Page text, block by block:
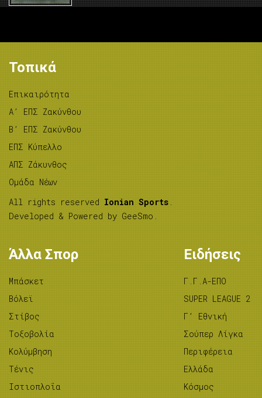
Τοπικά
Επικαιρότητα
A’ ΕΠΣ Ζακύνθου
B’ ΕΠΣ Ζακύνθου
ΕΠΣ Κύπελλο
ΑΠΣ Ζάκυνθος
Ομάδα Νέων
All rights reserved Ionian Sports .
Developed & Powered by GeeSmo .
Άλλα Σπορ
Μπάσκετ
Βόλεϊ
Στίβος
Tοξοβολία
Κολύμβηση
Τένις
Ιστιοπλοΐα
Ειδήσεις
Γ.Γ.Α-ΕΠΟ
SUPER LEAGUE 2
Γ’ Εθνική
Σούπερ Λίγκα
Περιφέρεια
Ελλάδα
Κόσμος